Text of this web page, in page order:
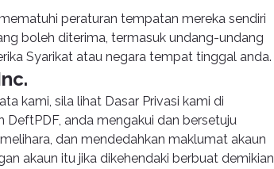
peraturan tempatan mereka sendiri
boleh diterima, termasuk undang-undang
Syarikat atau negara tempat tinggal anda.
kami, sila lihat Dasar Privasi kami di
DeftPDF, anda mengakui dan bersetuju
dan mendedahkan maklumat akaun
akaun itu jika dikehendaki berbuat demikian